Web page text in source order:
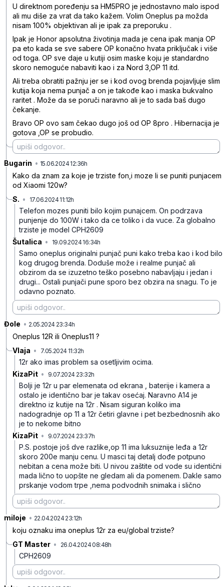
U direktnom poređenju sa HM5PRO je jednostavno malo ispod
ali mu diše za vrat da tako kažem. Volim Oneplus pa možda
nisam 100% objektivan ali je ipak za preporuku .
Ipak je Honor apsolutna životinja mada je cena ipak manja OP
pa eto kada se sve sabere OP konačno hvata priključak i više
od toga. OP sve daje u kutiji osim maske koju je standardno
skoro nemoguće nabaviti kao i za Nord 3,OP 11 itd.
Ali treba obratiti pažnju jer se i kod ovog brenda pojavljuje slim
kutija koja nema punjač a on je takođe kao i maska bukvalno
raritet . Može da se poruči naravno ali je to sada baš dugo
čekanje.
Bravo OP ovo sam čekao dugo još od OP 8pro . Hibernacija je
gotova ,OP se probudio.
Bugarin • 15.06.2024 12:36h
Kako da znam za koje je trziste fon,i moze li se puniti punjacem
od Xiaomi 120w?
S. • 17.06.2024 11:12h
Telefon mozes puniti bilo kojim punajcem. On podrzava
punjenje do 100W i tako da ce toliko i da vuce. Za globalno
trziste je model CPH2609
Šutalica • 19.09.2024 16:34h
Samo oneplus originalni punjač puni kako treba kao i kod bilo
kog drugog brenda. Doduše može i realme punjač ali
obzirom da se izuzetno teško posebno nabavljaju i jedan i
drugi... Ostali punjači pune sporo bez obzira na snagu. To je
odavno poznato.
Đole • 2.05.2024 23:34h
Oneplus 12R ili Oneplus11 ?
Vlaja • 7.05.2024 11:32h
12r ako imas problem sa osetljivim ocima.
KizaPit • 9.07.2024 23:32h
Bolji je 12r u par elemenata od ekrana , baterije i kamera a
ostalo je identično bar je takav osećaj. Naravno A14 je
direktno iz kutije na 12r . Nisam siguran koliko ima
nadogradnje op 11 a 12r četiri glavne i pet bezbednosnih ako
je to nekome bitno
KizaPit • 9.07.2024 23:37h
P.S. postoje još dve razlike,op 11 ima luksuznije leđa a 12r
skoro 200e manju cenu. U masci taj detalj dođe potpuno
nebitan a cena može biti. U nivou zaštite od vode su identični
mada lično to uopšte ne gledam ali da pomenem. Dakle samo
prskanje vodom trpe ,nema podvodnih snimaka i slično
miloje • 22.04.2024 23:12h
koju oznaku ima oneplus 12r za eu/global trziste?
GT Master • 26.04.2024 08:48h
CPH2609